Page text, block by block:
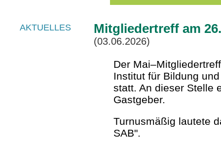
AKTUELLES Mitgliedertreff am
(03.06.2026)
Der
Institut für Bildung
statt. An dieser Stelle
Gastgeber.
Turnusmäßig lautete
SAB".